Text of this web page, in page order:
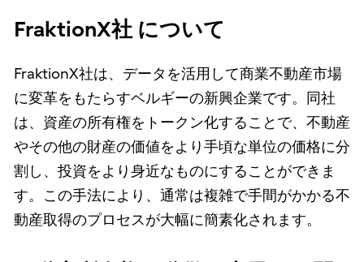
FraktionX社 について
FraktionX社は、データを活用して商業不動産市場
に変革をもたらすベルギーの新興企業です。同社
は、資産の所有権をトークン化することで、不動産
やその他の財産の価値をより手頃な単位の価格に分
割し、投資をより身近なものにすることができま
す。この手法により、通常は複雑で手間がかかる不
動産取得のプロセスが大幅に簡素化されます。